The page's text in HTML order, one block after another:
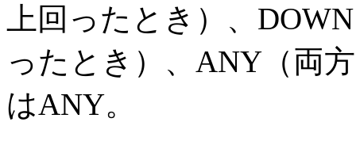
上回ったとき）、
ったとき）、ANY（両
はANY。